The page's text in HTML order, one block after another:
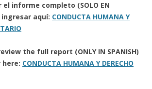
el informe completo (SOLO EN
ingresar aquí: CONDUCTA HUMANA Y
the full report (ONLY IN SPANISH)
CONDUCTA HUMANA Y DERECHO